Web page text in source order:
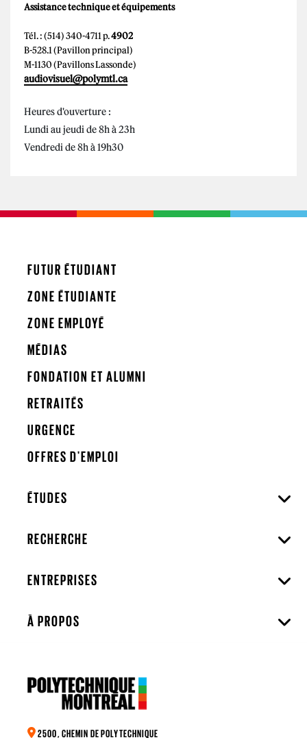
Assistance technique et équipements
Tél. : (514) 340-4711 p.4902
B-528.1 (Pavillon principal)
M-1130 (Pavillons Lassonde)
audiovisuel@polymtl.ca
Heures d'ouverture :
Lundi au jeudi de 8h à 23h
Vendredi de 8h à 19h30
FUTUR ÉTUDIANT
ZONE ÉTUDIANTE
ZONE EMPLOYÉ
MÉDIAS
FONDATION ET ALUMNI
RETRAITÉS
URGENCE
OFFRES D'EMPLOI
ÉTUDES
RECHERCHE
ENTREPRISES
À PROPOS
2500, CHEMIN DE POLYTECHNIQUE